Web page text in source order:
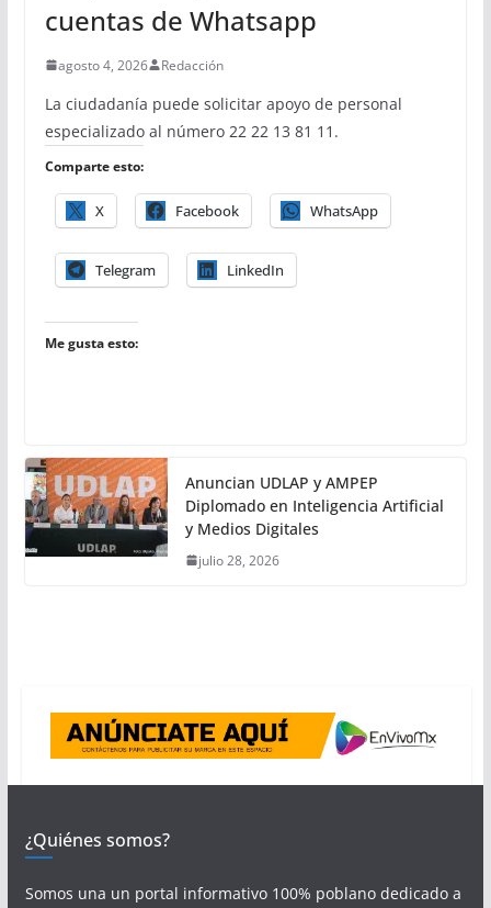
cuentas de Whatsapp
agosto 4, 2026 Redacción
La ciudadanía puede solicitar apoyo de personal
especializado al número 22 22 13 81 11.
Comparte esto:
X Facebook WhatsApp
Telegram LinkedIn
Me gusta esto:
Anuncian UDLAP y AMPEP
Diplomado en Inteligencia Artificial
y Medios Digitales
julio 28, 2026
¿Quiénes somos?
Somos una un portal informativo 100% poblano dedicado a